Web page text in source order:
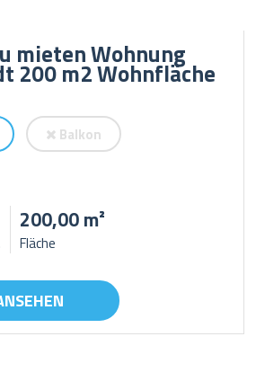
mieten Wohnung
200 m2 Wohnfläche
Balkon
200,00 m²
Fläche